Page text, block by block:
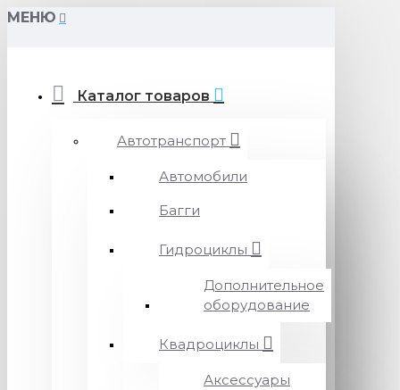
МЕНЮ
Каталог товаров
Автотранспорт
Автомобили
Багги
Гидроциклы
Дополнительное
оборудование
Квадроциклы
Аксессуары